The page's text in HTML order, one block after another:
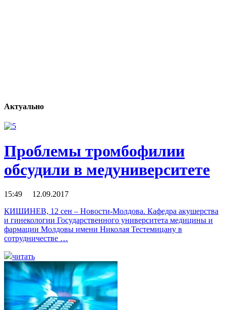
Актуально
Проблемы тромбофилии
обсудили в медуниверситете
15:49 12.09.2017
КИШИНЕВ, 12 сен – Новости-Молдова. Кафедра акушерства
и гинекологии Государственного университета медицины и
фармации Молдовы имени Николая Тестемицану в
сотрудничестве …
читать